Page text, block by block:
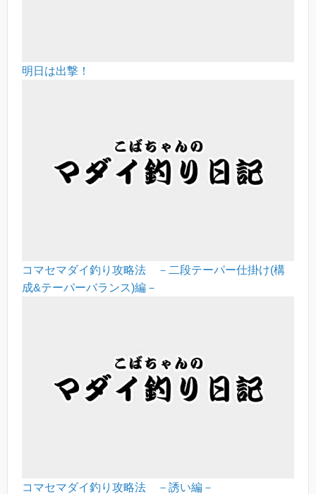
明日は出撃！
コマセマダイ釣り攻略法 －二段テーパー仕掛け(構
成&テーパーバランス)編－
コマセマダイ釣り攻略法 －誘い編－